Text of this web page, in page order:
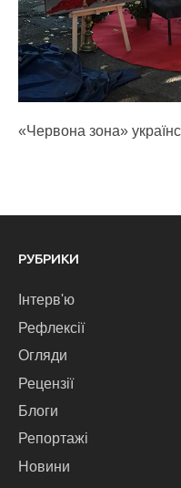
«Червона зона»
РУБРИКИ
Інтерв'ю
Рефлексії
Огляди
Рецензії
Блоги
Репортажі
Новини